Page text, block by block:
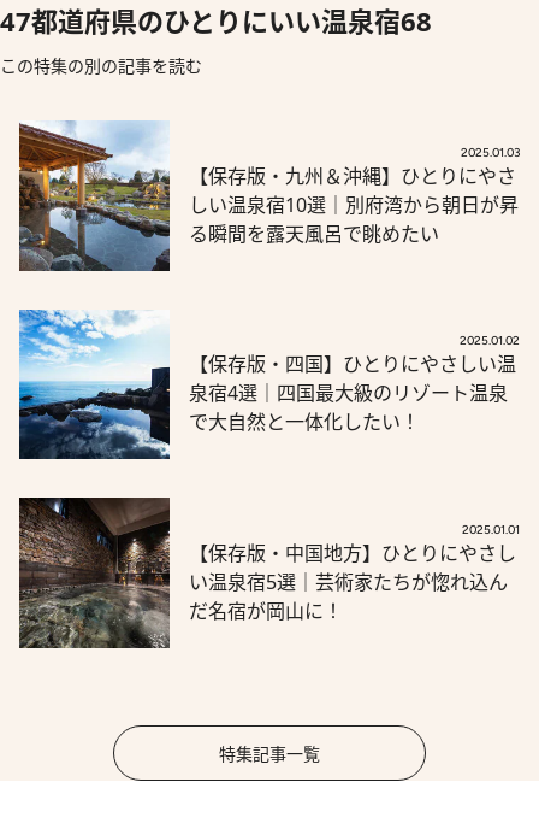
47都道府県のひとりにいい温泉宿68
この特集の別の記事を読む
2025.01.03
【保存版・九州＆沖縄】ひとりにやさ
しい温泉宿10選｜別府湾から朝日が昇
る瞬間を露天風呂で眺めたい
2025.01.02
【保存版・四国】ひとりにやさしい温
泉宿4選｜四国最大級のリゾート温泉
で大自然と一体化したい！
2025.01.01
【保存版・中国地方】ひとりにやさし
い温泉宿5選｜芸術家たちが惚れ込ん
だ名宿が岡山に！
特集記事一覧